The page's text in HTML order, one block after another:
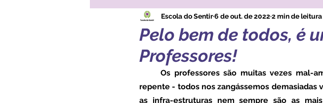
Pelo bem de todos, é
Professores!
Escola do Sentir6 de out. de 20222 min de leitura
	Os professores são muitas vezes mal-amados e muito pouco cuidados, como se - de
repente - todos nos zangássemos demasiadas
as infra-estruturas nem sempre são as